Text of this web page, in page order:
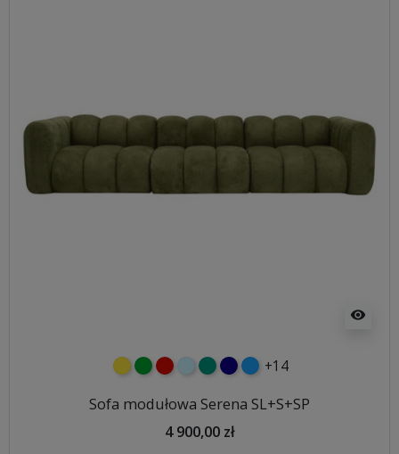
visibility
żółtyzielonyczerwony
błękitnyturkusowy
granatowy
niebieski
+14
Sofa modułowa Serena SL+S+SP
4 900,00 zł